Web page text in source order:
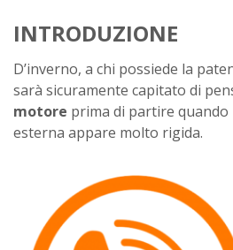
INTRODUZIONE
D’inverno, a chi possiede la
sarà sicuramente capitato di
motore prima di partire
esterna appare molto rigida.